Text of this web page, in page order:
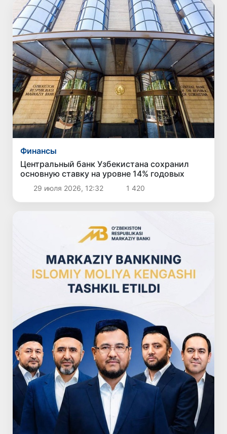
Финансы
Центральный банк Узбекистана сохранил
основную ставку на уровне 14% годовых
29 июля 2026, 12:32 1 420